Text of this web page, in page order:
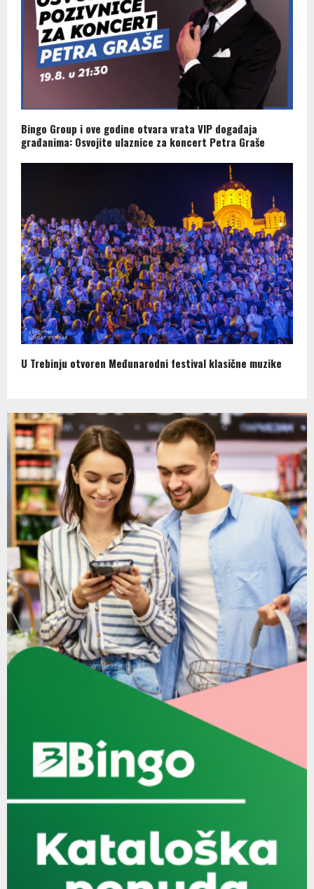
Bingo Group i ove godine otvara vrata VIP događaja
građanima: Osvojite ulaznice za koncert Petra Graše
U Trebinju otvoren Međunarodni festival klasične muzike